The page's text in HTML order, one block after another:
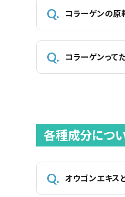
コラーゲンの原
コラーゲンって
各種成分につ
オウゴンエキス